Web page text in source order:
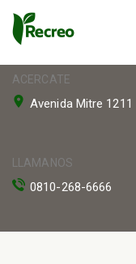
ACERCATE
Avenida Mitre 1211
LLAMANOS
0810-268-6666